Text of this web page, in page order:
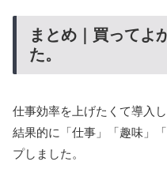
まとめ｜買ってよ
た。
仕事効率を上げたくて導入
結果的に「仕事」「趣味」
プしました。